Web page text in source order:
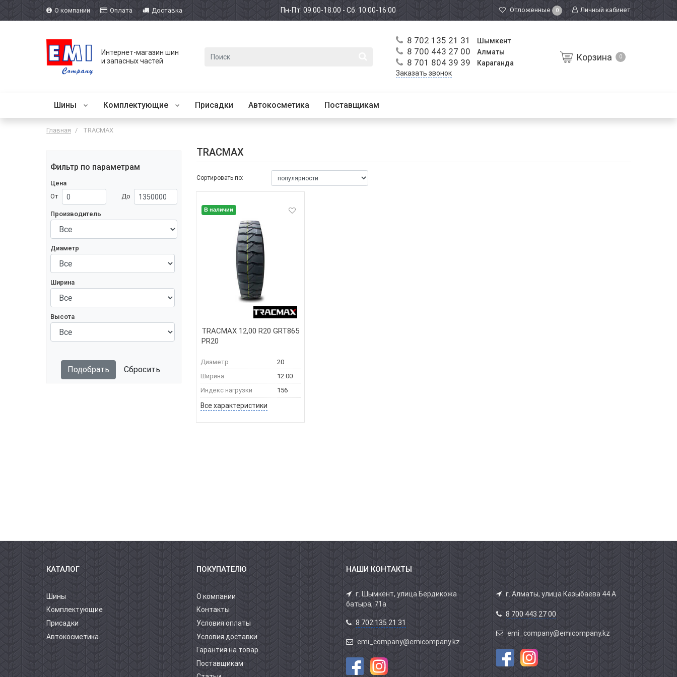
О компании Оплата Доставка Пн-Пт: 09:00-18:00 - Сб: 10:00-16:00 Отложенные 0 Личный кабинет
Интернет-магазин шин
и запасных частей
8 702 135 21 31 Шымкент
8 700 443 27 00 Алматы
8 701 804 39 39
Караганда
Заказать звонок
Корзина 0
Шины Комплектующие Присадки Автокосметика Поставщикам
Главная TRACMAX
Фильтр по параметрам
Цена
От
До
Производитель
Диаметр
Ширина
Высота
Подобрать Сбросить
TRACMAX
Сортировать по:
В наличии
TRACMAX 12,00 R20 GRT865
PR20
Диаметр
20
Ширина
12.00
Индекс нагрузки
156
Все характеристики
КАТАЛОГ
Шины
Комплектующие
Присадки
Автокосметика
ПОКУПАТЕЛЮ
О компании
Контакты
Условия оплаты
Условия доставки
Гарантия на товар
Поставщикам
НАШИ КОНТАКТЫ
г. Шымкент, улица Бердикожа
батыра, 71а
8 702 135 21 31
emi_company@emicompany.kz
г. Алматы, улица Казыбаева 44 А
8 700 443 27 00
emi_company@emicompany.kz